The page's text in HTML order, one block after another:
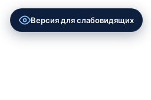
Версия для слабовидящих